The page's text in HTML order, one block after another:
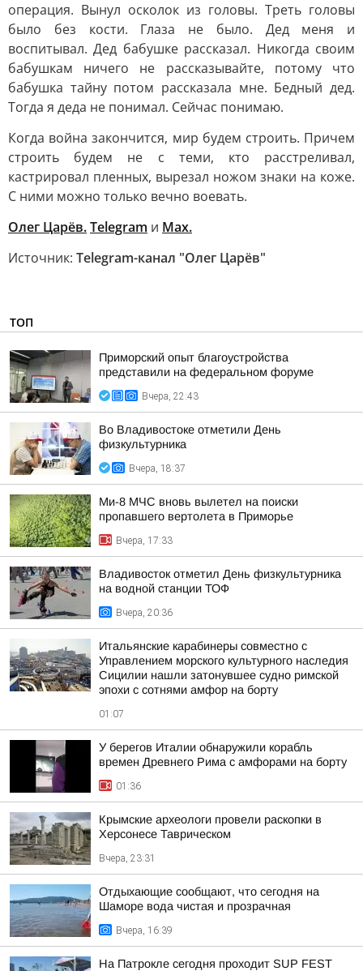
операция. Вынул осколок из головы. Треть головы
было без кости. Глаза не было. Дед меня и
воспитывал. Дед бабушке рассказал. Никогда своим
бабушкам ничего не рассказывайте, потому что
бабушка тайну потом рассказала мне. Бедный дед.
Тогда я деда не понимал. Сейчас понимаю.
Когда война закончится, мир будем строить. Причем
строить будем не с теми, кто расстреливал,
кастрировал пленных, вырезал ножом знаки на коже.
С ними можно только вечно воевать.
Олег Царёв.Telegram и Max.
Источник: Telegram-канал "Олег Царёв"
ТОП
Приморский опыт благоустройства
представили на федеральном форуме
Вчера, 22:43
Во Владивостоке отметили День
физкультурника
Вчера, 18:37
Ми-8 МЧС вновь вылетел на поиски
пропавшего вертолета в Приморье
Вчера, 17:33
Владивосток отметил День физкультурника
на водной станции ТОФ
Вчера, 20:36
Итальянские карабинеры совместно с
Управлением морского культурного наследия
Сицилии нашли затонувшее судно римской
эпохи с сотнями амфор на борту
01:07
У берегов Италии обнаружили корабль
времен Древнего Рима с амфорами на борту
01:36
Крымские археологи провели раскопки в
Херсонесе Таврическом
Вчера, 23:31
Отдыхающие сообщают, что сегодня на
Шаморе вода чистая и прозрачная
Вчера, 16:39
На Патрокле сегодня проходит SUP FEST